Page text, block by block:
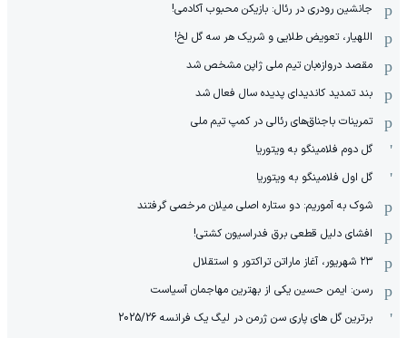
جانشین رودری در رئال: بازیکن محبوب آکادمی!
اللهیار، تعویض طلایی و شریک هر سه گل لخ!
مقصد دروازه‌بان تیم ملی ژاپن مشخص شد
بند تمدید کاندیدای پدیده سال فعال شد
‫تمرینات باجناق‌های رئالی در کمپ تیم ملی
گل دوم فلامینگو به ویتوریا
گل اول فلامینگو به ویتوریا
شوک به آموریم: دو ستاره اصلی میلان مرخصی گرفتند
افشای دلیل قطعی برق فدراسیون کشتی!
۲۳ شهریور، آغاز ماراتن تراکتور و استقلال
رسن: ایمن حسین یکی از بهترین مهاجمان آسیاست
برترین گل های پاری سن ژرمن در لیگ یک فرانسه 2025/26